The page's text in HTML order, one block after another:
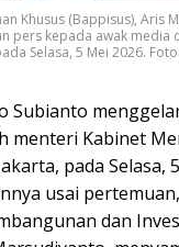
Khusus (Bappisus), Aris
pers kepada awak media
Selasa, 5 Mei 2026.
Subianto
menteri Kabinet
pada Selasa,
usai
dan